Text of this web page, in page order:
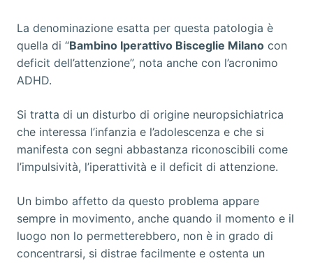
La denominazione esatta per questa patologia è
quella di “Bambino Iperattivo Bisceglie Milano con
deficit dell’attenzione”, nota anche con l’acronimo
ADHD.
Si tratta di un disturbo di origine neuropsichiatrica
che interessa l’infanzia e l’adolescenza e che si
manifesta con segni abbastanza riconoscibili come
l’impulsività, l’iperattività e il deficit di attenzione.
Un bimbo affetto da questo problema appare
sempre in movimento, anche quando il momento e il
luogo non lo permetterebbero, non è in grado di
concentrarsi, si distrae facilmente e ostenta un